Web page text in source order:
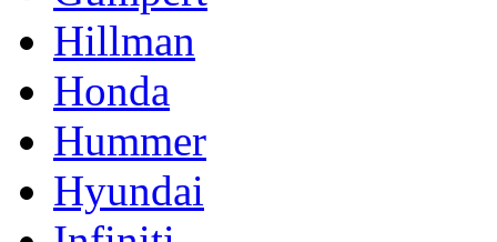
Hillman
Honda
Hummer
Hyundai